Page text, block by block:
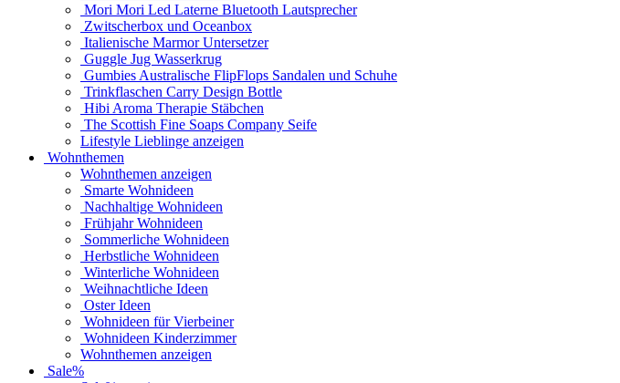
Mori Mori Led Laterne Bluetooth Lautsprecher
Zwitscherbox und Oceanbox
Italienische Marmor Untersetzer
Guggle Jug Wasserkrug
Gumbies Australische FlipFlops Sandalen und Schuhe
Trinkflaschen Carry Design Bottle
Hibi Aroma Therapie Stäbchen
The Scottish Fine Soaps Company Seife
Lifestyle Lieblinge anzeigen
Wohnthemen
Wohnthemen anzeigen
Smarte Wohnideen
Nachhaltige Wohnideen
Frühjahr Wohnideen
Sommerliche Wohnideen
Herbstliche Wohnideen
Winterliche Wohnideen
Weihnachtliche Ideen
Oster Ideen
Wohnideen für Vierbeiner
Wohnideen Kinderzimmer
Wohnthemen anzeigen
Sale%